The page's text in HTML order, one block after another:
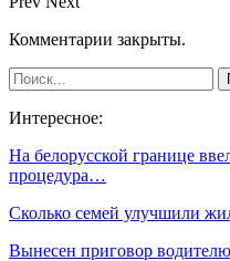
Комментарии закрыты.
Интересное:
На белорусской границе
процедура…
Сколько семей улучшили
Вынесен приговор